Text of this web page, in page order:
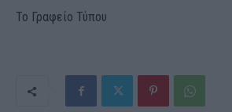
Το Γραφείο Τύπου